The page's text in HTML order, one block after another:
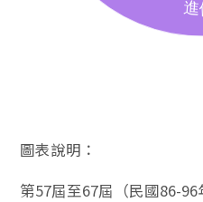
圖表說明：
第57屆至67屆（民國86-